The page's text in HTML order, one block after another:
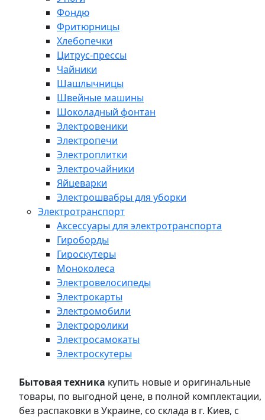
Фондю
Фритюрницы
Хлебопечки
Цитрус-прессы
Чайники
Шашлычницы
Швейные машины
Шоколадный фонтан
Электровеники
Электропечи
Электроплитки
Электрочайники
Яйцеварки
Электрошвабры для уборки
Электротранспорт
Аксессуары для электротранспорта
Гироборды
Гироскутеры
Моноколеса
Электровелосипеды
Электрокарты
Электромобили
Электроролики
Электросамокаты
Электроскутеры
Бытовая техника купить новые и оригинальные
товары, по выгодной цене, в полной комплектации,
без распаковки в Украине, со склада в г. Киев, с